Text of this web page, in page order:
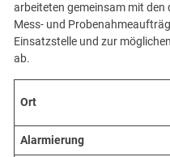
arbeiteten gemeinsam mit
Mess- und
Einsatzstelle und zur
ab.
Ort
Alarmierung